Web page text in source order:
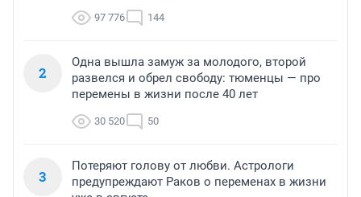
97 776 144
2
Одна вышла замуж за молодого, второй
развелся и обрел свободу: тюменцы — про
перемены в жизни после 40 лет
30 520 50
3
Потеряют голову от любви. Астрологи
предупреждают Раков о переменах в жизни